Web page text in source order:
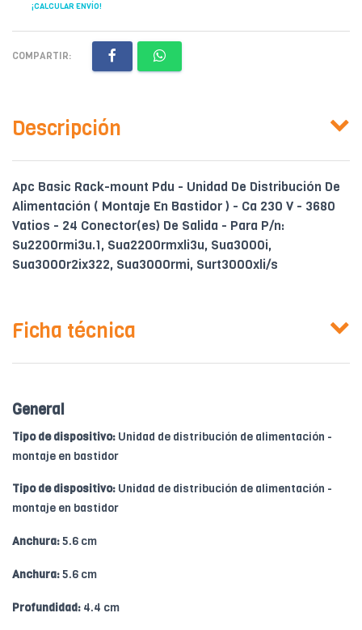
¡CALCULAR ENVÍO!
COMPARTIR:
Descripción
Apc Basic Rack-mount Pdu - Unidad De Distribución De
Alimentación ( Montaje En Bastidor ) - Ca 230 V - 3680
Vatios - 24 Conector(es) De Salida - Para P/n:
Su2200rmi3u.1, Sua2200rmxli3u, Sua3000i,
Sua3000r2ix322, Sua3000rmi, Surt3000xli/s
Ficha técnica
General
Tipo de dispositivo: Unidad de distribución de alimentación -
montaje en bastidor
Tipo de dispositivo: Unidad de distribución de alimentación -
montaje en bastidor
Anchura:5.6 cm
Anchura:5.6 cm
Profundidad: 4.4 cm